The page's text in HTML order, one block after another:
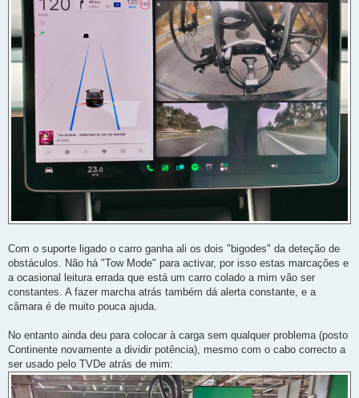
Com o suporte ligado o carro ganha ali os dois "bigodes" da deteção de
obstáculos. Não há "Tow Mode" para activar, por isso estas marcações e
a ocasional leitura errada que está um carro colado a mim vão ser
constantes. A fazer marcha atrás também dá alerta constante, e a
câmara é de muito pouca ajuda.
No entanto ainda deu para colocar à carga sem qualquer problema (posto
Continente novamente a dividir potência), mesmo com o cabo correcto a
ser usado pelo TVDe atrás de mim: